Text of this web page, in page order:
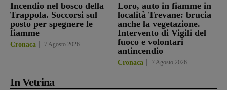
Incendio nel bosco della
Trappola. Soccorsi sul
posto per spegnere le
fiamme
Cronaca 7 Agosto 2026
Loro, auto in fiamme in
località Trevane: brucia
anche la vegetazione.
Intervento di Vigili del
fuoco e volontari
antincendio
Cronaca 7 Agosto 2026
In Vetrina